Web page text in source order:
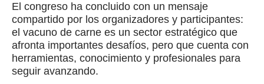
El congreso ha concluido con un mensaje
compartido por los organizadores y participantes:
el vacuno de carne es un sector estratégico que
afronta importantes desafíos, pero que cuenta con
herramientas, conocimiento y profesionales para
seguir avanzando.